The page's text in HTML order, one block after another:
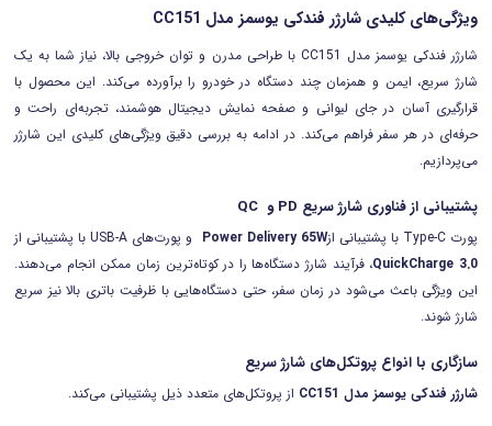
ویژگی‌های کلیدی شارژر فندکی یوسمز مدل CC151
شارژر فندکی یوسمز مدل CC151 با طراحی مدرن و توان خروجی بالا، نیاز شما به یک
شارژ سریع، ایمن و همزمان چند دستگاه در خودرو را برآورده می‌کند. این محصول با
قرارگیری آسان در جای لیوانی و صفحه نمایش دیجیتال هوشمند، تجربه‌ای راحت و
حرفه‌ای در هر سفر فراهم می‌کند. در ادامه به بررسی دقیق ویژگی‌های کلیدی این شارژر
می‌پردازیم.
پشتیبانی از فناوری شارژ سریع PD و QC
پورت Type-C با پشتیبانی از Power Delivery 65W و پورت‌های USB-A با پشتیبانی از
QuickCharge 3.0، فرآیند شارژ دستگاه‌ها را در کوتاه‌ترین زمان ممکن انجام می‌دهند.
این ویژگی باعث می‌شود در زمان سفر، حتی دستگاه‌هایی با ظرفیت باتری بالا نیز سریع
شارژ شوند.
سازگاری با انواع پروتکل‌های شارژ سریع
شارژر فندکی یوسمز مدلCC151
از پروتکل‌های متعدد ذیل پشتیبانی می‌کند.